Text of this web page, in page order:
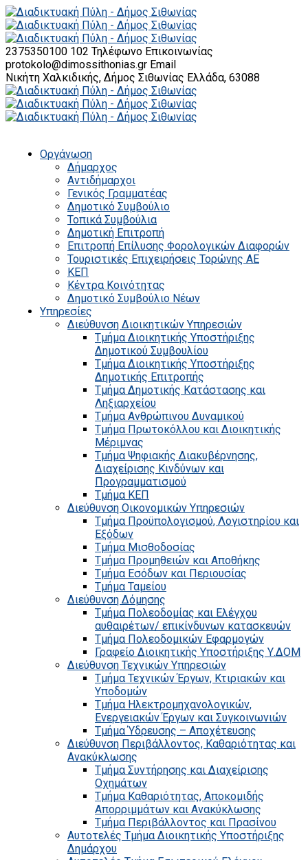
2375350100 102 Τηλέφωνο Επικοινωνίας
protokolo@dimossithonias.gr Email
Νικήτη Χαλκιδικής, Δήμος Σιθωνίας Ελλάδα, 63088
Οργάνωση
Δήμαρχος
Αντιδήμαρχοι
Γενικός Γραμματέας
Δημοτικό Συμβούλιο
Τοπικά Συμβούλια
Δημοτική Επιτροπή
Επιτροπή Επίλυσης Φορολογικών Διαφορών
Τουριστικές Επιχειρήσεις Τορώνης ΑΕ
ΚΕΠ
Κέντρα Κοινότητας
Δημοτικό Συμβούλιο Νέων
Υπηρεσίες
Διεύθυνση Διοικητικών Υπηρεσιών
Τμήμα Διοικητικής Υποστήριξης
Δημοτικού Συμβουλίου
Τμήμα Διοικητικής Υποστήριξης
Δημοτικής Επιτροπής
Τμήμα Δημοτικής Κατάστασης και
Ληξιαρχείου
Τμήμα Ανθρώπινου Δυναμικού
Τμήμα Πρωτοκόλλου και Διοικητικής
Μέριμνας
Τμήμα Ψηφιακής Διακυβέρνησης,
Διαχείρισης Κινδύνων και
Προγραμματισμού
Τμήμα ΚΕΠ
Διεύθυνση Οικονομικών Υπηρεσιών
Τμήμα Προϋπολογισμού, Λογιστηρίου και
Εξόδων
Τμήμα Μισθοδοσίας
Τμήμα Προμηθειών και Αποθήκης
Τμήμα Εσόδων και Περιουσίας
Τμήμα Ταμείου
Διεύθυνση Δόμησης
Τμήμα Πολεοδομίας και Ελέγχου
αυθαιρέτων/ επικίνδυνων κατασκευών
Τμήμα Πολεοδομικών Εφαρμογών
Γραφείο Διοικητικής Υποστήριξης Υ.ΔΟΜ
Διεύθυνση Τεχνικών Υπηρεσιών
Τμήμα Τεχνικών Έργων, Κτιριακών και
Υποδομών
Τμήμα Ηλεκτρομηχανολογικών,
Ενεργειακών Έργων και Συγκοινωνιών
Τμήμα Ύδρευσης – Αποχέτευσης
Διεύθυνση Περιβάλλοντος, Καθαριότητας και
Ανακύκλωσης
Τμήμα Συντήρησης και Διαχείρισης
Οχημάτων
Τμήμα Καθαριότητας, Αποκομιδής
Απορριμμάτων και Ανακύκλωσης
Τμήμα Περιβάλλοντος και Πρασίνου
Αυτοτελές Τμήμα Διοικητικής Υποστήριξης
Δημάρχου